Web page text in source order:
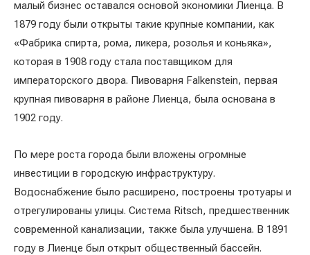
малый бизнес оставался основой экономики Лиенца. В
1879 году были открыты такие крупные компании, как
«Фабрика спирта, рома, ликера, розолья и коньяка»,
которая в 1908 году стала поставщиком для
императорского двора. Пивоварня Falkenstein, первая
крупная пивоварня в районе Лиенца, была основана в
1902 году.
По мере роста города были вложены огромные
инвестиции в городскую инфраструктуру.
Водоснабжение было расширено, построены тротуары и
отрегулированы улицы. Система Ritsch, предшественник
современной канализации, также была улучшена. В 1891
году в Лиенце был открыт общественный бассейн.